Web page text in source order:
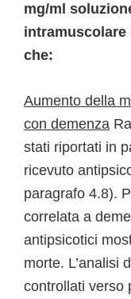
mg/ml
intramuscolare
che:
Aumento della
con demenza
stati riportati in
ricevuto
paragrafo 4.8).
correlata a
antipsicotici
morte. L’analisi
controllati verso